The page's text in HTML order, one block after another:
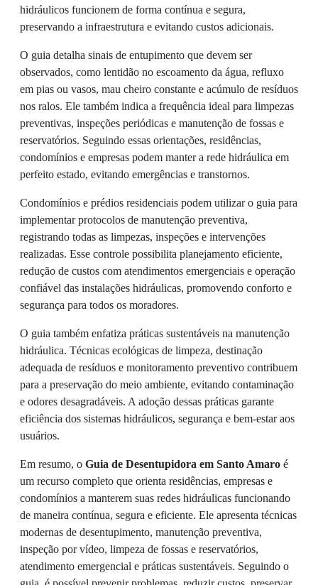
hidráulicos funcionem de forma contínua e segura,
preservando a infraestrutura e evitando custos adicionais.
O guia detalha sinais de entupimento que devem ser
observados, como lentidão no escoamento da água, refluxo
em pias ou vasos, mau cheiro constante e acúmulo de resíduos
nos ralos. Ele também indica a frequência ideal para limpezas
preventivas, inspeções periódicas e manutenção de fossas e
reservatórios. Seguindo essas orientações, residências,
condomínios e empresas podem manter a rede hidráulica em
perfeito estado, evitando emergências e transtornos.
Condomínios e prédios residenciais podem utilizar o guia para
implementar protocolos de manutenção preventiva,
registrando todas as limpezas, inspeções e intervenções
realizadas. Esse controle possibilita planejamento eficiente,
redução de custos com atendimentos emergenciais e operação
confiável das instalações hidráulicas, promovendo conforto e
segurança para todos os moradores.
O guia também enfatiza práticas sustentáveis na manutenção
hidráulica. Técnicas ecológicas de limpeza, destinação
adequada de resíduos e monitoramento preventivo contribuem
para a preservação do meio ambiente, evitando contaminação
e odores desagradáveis. A adoção dessas práticas garante
eficiência dos sistemas hidráulicos, segurança e bem-estar aos
usuários.
Em resumo, o Guia de Desentupidora em Santo Amaro é
um recurso completo que orienta residências, empresas e
condomínios a manterem suas redes hidráulicas funcionando
de maneira contínua, segura e eficiente. Ele apresenta técnicas
modernas de desentupimento, manutenção preventiva,
inspeção por vídeo, limpeza de fossas e reservatórios,
atendimento emergencial e práticas sustentáveis. Seguindo o